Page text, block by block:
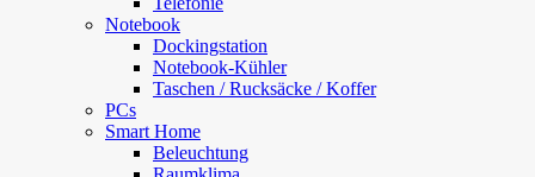
Notebook
Dockingstation
Notebook-Kühler
Taschen / Rucksäcke / Koffer
PCs
Smart Home
Beleuchtung